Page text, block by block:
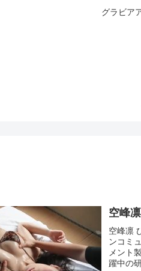
グラビア
空峰
空峰凛
ンコミ
メント
躍中の